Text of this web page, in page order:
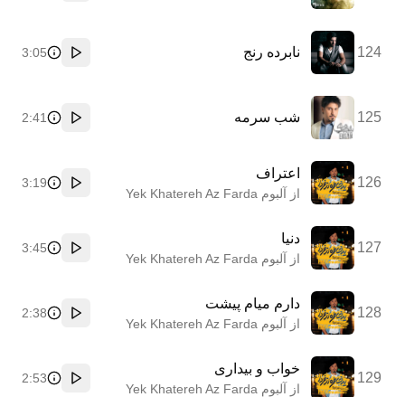
124 نابرده رنج
پخش
3:05
125 شب سرمه
پخش
2:41
126
اعتراف
از آلبوم Yek Khatereh Az Farda پخش
3:19
127
دنیا
از آلبوم Yek Khatereh Az Farda پخش
3:45
128
دارم میام پیشت
از آلبوم Yek Khatereh Az Farda پخش
2:38
129
خواب و بیداری
از آلبوم Yek Khatereh Az Farda پخش
2:53